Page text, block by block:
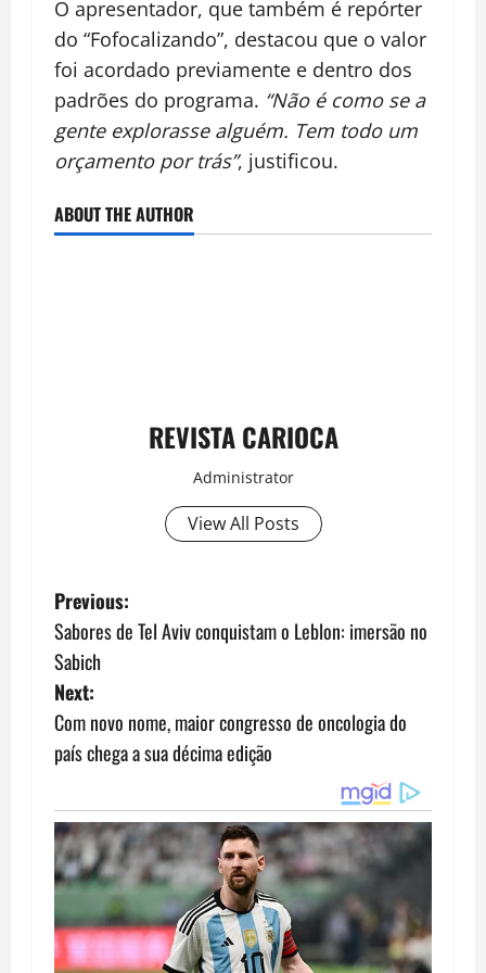
O apresentador, que também é repórter
do “Fofocalizando”, destacou que o valor
foi acordado previamente e dentro dos
padrões do programa. “Não é como se a
gente explorasse alguém. Tem todo um
orçamento por trás”, justificou.
ABOUT THE AUTHOR
REVISTA CARIOCA
Administrator
View All Posts
P
o
s
t
a
v
i
Previous:
Sabores de Tel Aviv conquistam o Leblon: imersão no
Sabich
Next:
Com novo nome, maior congresso de oncologia do
país chega a sua décima edição